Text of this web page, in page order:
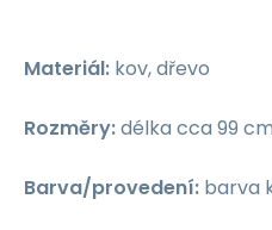
Materiál: kov, dřevo
Rozměry:délka cca 99
Barva/provedení: barva